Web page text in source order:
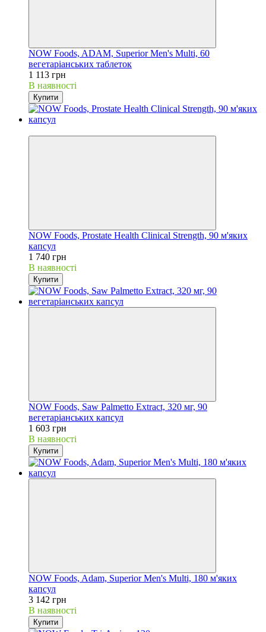
NOW Foods, ADAM, Superior Men's Multi, 60
вегетаріанських таблеток
1 113 грн
В наявності
Купити
NOW Foods, Prostate Health Clinical Strength, 90 м'яких
капсул
1 740 грн
В наявності
Купити
NOW Foods, Saw Palmetto Extract, 320 мг, 90
вегетаріанських капсул
1 603 грн
В наявності
Купити
NOW Foods, Adam, Superior Men's Multi, 180 м'яких
капсул
3 142 грн
В наявності
Купити